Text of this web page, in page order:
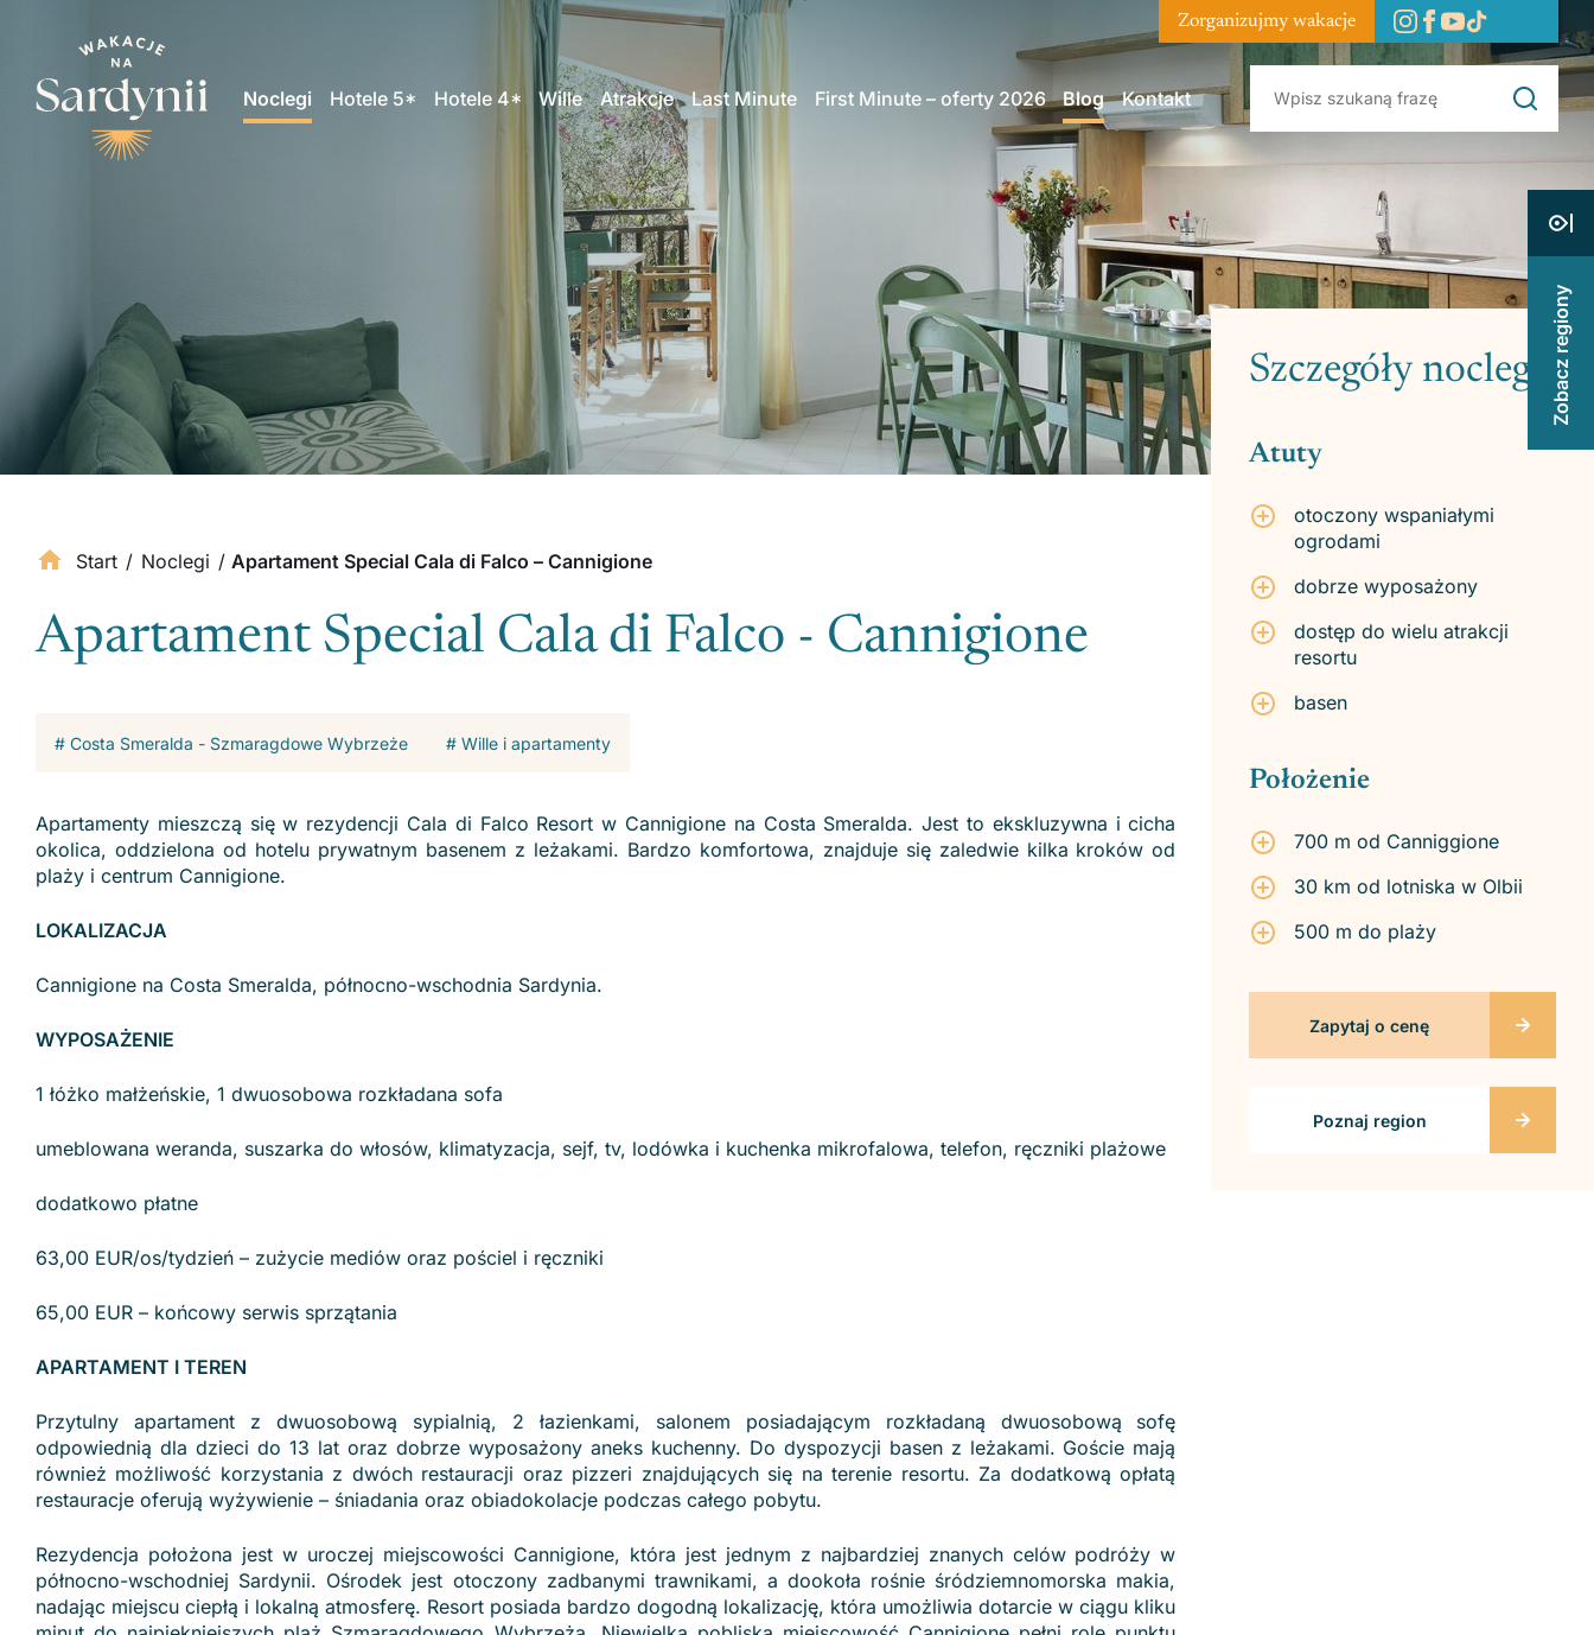
Noclegi Hotele 5* Hotele 4* Wille Atrakcje Last Minute First Minute – oferty 2026 Blog Kontakt
Zorganizujmy wakacje
Szczegóły noclegu
Atuty
otoczony wspaniałymi
ogrodami
dobrze wyposażony
dostęp do wielu atrakcji
resortu
basen
Położenie
700 m od Canniggione
30 km od lotniska w Olbii
500 m do plaży
Zapytaj o cenę
Poznaj region
Start / Noclegi / Apartament Special Cala di Falco – Cannigione
Apartament Special Cala di Falco - Cannigione
# Costa Smeralda - Szmaragdowe Wybrzeże # Wille i apartamenty
Apartamenty mieszczą się w rezydencji Cala di Falco Resort w Cannigione na Costa Smeralda. Jest to ekskluzywna i cicha
okolica, oddzielona od hotelu prywatnym basenem z leżakami. Bardzo komfortowa, znajduje się zaledwie kilka kroków od
plaży i centrum Cannigione.
LOKALIZACJA
Cannigione na Costa Smeralda, północno-wschodnia Sardynia.
WYPOSAŻENIE
1 łóżko małżeńskie, 1 dwuosobowa rozkładana sofa
umeblowana weranda, suszarka do włosów, klimatyzacja, sejf, tv, lodówka i kuchenka mikrofalowa, telefon, ręczniki plażowe
dodatkowo płatne
63,00 EUR/os/tydzień – zużycie mediów oraz pościel i ręczniki
65,00 EUR – końcowy serwis sprzątania
APARTAMENT I TEREN
Przytulny apartament z dwuosobową sypialnią, 2 łazienkami, salonem posiadającym rozkładaną dwuosobową sofę
odpowiednią dla dzieci do 13 lat oraz dobrze wyposażony aneks kuchenny. Do dyspozycji basen z leżakami. Goście mają
również możliwość korzystania z dwóch restauracji oraz pizzeri znajdujących się na terenie resortu. Za dodatkową opłatą
restauracje oferują wyżywienie – śniadania oraz obiadokolacje podczas całego pobytu.
Rezydencja położona jest w uroczej miejscowości Cannigione, która jest jednym z najbardziej znanych celów podróży w
północno-wschodniej Sardynii. Ośrodek jest otoczony zadbanymi trawnikami, a dookoła rośnie śródziemnomorska makia,
nadając miejscu ciepłą i lokalną atmosferę. Resort posiada bardzo dogodną lokalizację, która umożliwia dotarcie w ciągu kliku
Zobacz regiony